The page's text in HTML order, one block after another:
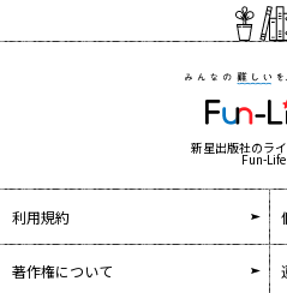
新星出版社のラ
Fun-Life
利用規約
著作権について